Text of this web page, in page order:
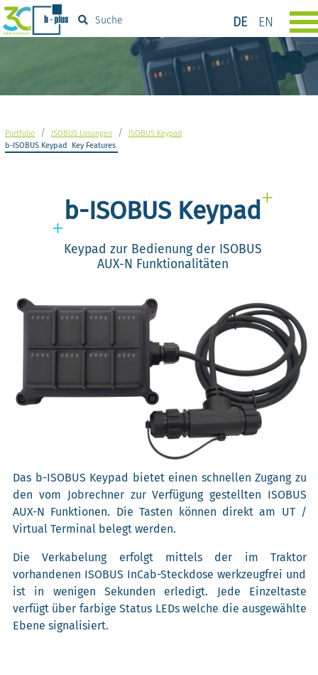
DE EN
Suche
Portfolio / ISOBUS Lösungen /
ISOBUS Keypad
b-ISOBUS Keypad
Key Features
b-ISOBUS Keypad
Keypad zur Bedienung der ISOBUS
AUX-N Funktionalitäten
Das b-ISOBUS Keypad bietet einen schnellen Zugang zu
den vom Jobrechner zur Verfügung gestellten ISOBUS
AUX-N Funktionen. Die Tasten können direkt am UT /
Virtual Terminal belegt werden.
Die Verkabelung erfolgt mittels der im Traktor
vorhandenen ISOBUS InCab-Steckdose werkzeugfrei und
ist in wenigen Sekunden erledigt. Jede Einzeltaste
verfügt über farbige Status LEDs welche die ausgewählte
Ebene signalisiert.